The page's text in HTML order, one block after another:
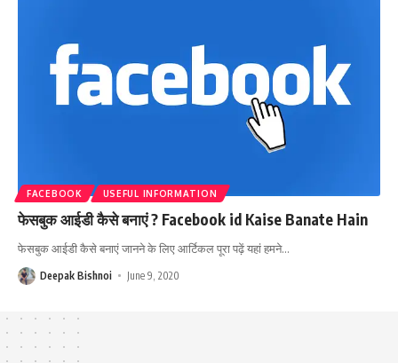
FACEBOOK USEFUL INFORMATION
फेसबुक आईडी कैसे बनाएं ? Facebook id Kaise Banate Hain
फेसबुक आईडी कैसे बनाएं जानने के लिए आर्टिकल पूरा पढ़ें यहां हमने…
Deepak Bishnoi June 9, 2020